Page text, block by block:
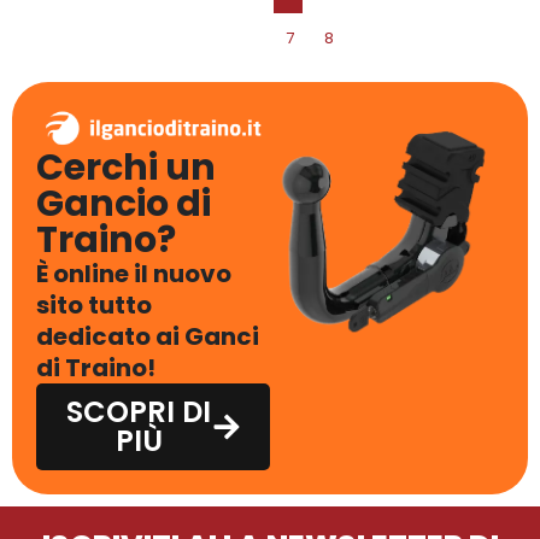
7 8
Cerchi un
Gancio di
Traino?
È online il nuovo
sito tutto
dedicato ai Ganci
di Traino!
SCOPRI DI
PIÙ